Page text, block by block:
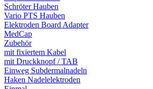
Schröter Hauben
Vario PTS Hauben
Elektroden Board Adapter
MedCap
Zubehör
mit fixiertem Kabel
mit Druckknopf / TAB
Einweg Subdermalnadeln
Haken Nadelelektroden